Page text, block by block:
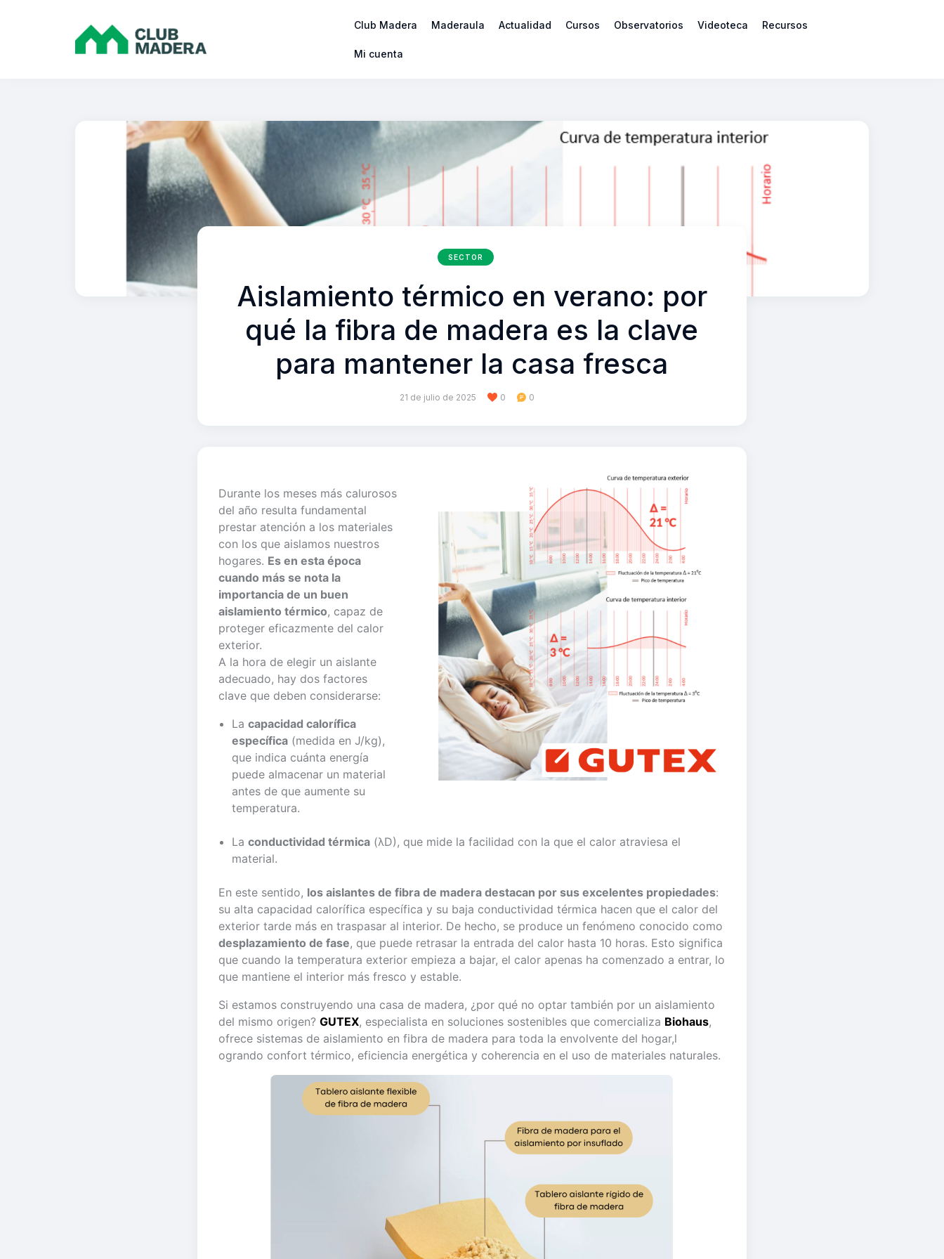
Club Madera Maderaula Actualidad Cursos Observatorios Videoteca Recursos
Mi cuenta
SECTOR
Aislamiento térmico en verano: por
qué la fibra de madera es la clave
para mantener la casa fresca
21 de julio de 2025 0 0
Durante los meses más calurosos
del año resulta fundamental
prestar atención a los materiales
con los que aislamos nuestros
hogares. Es en esta época
cuando más se nota la
importancia de un buen
aislamiento térmico, capaz de
proteger eficazmente del calor
exterior.
A la hora de elegir un aislante
adecuado, hay dos factores
clave que deben considerarse:
La capacidad calorífica
específica(medida en J/kg),
que indica cuánta energía
puede almacenar un material
antes de que aumente su
temperatura.
La conductividad térmica(λD), que mide la facilidad con la que el calor atraviesa el
material.
En este sentido, los aislantes de fibra de madera destacan por sus excelentes propiedades:
su alta capacidad calorífica específica y su baja conductividad térmica hacen que el calor del
exterior tarde más en traspasar al interior. De hecho, se produce un fenómeno conocido como
desplazamiento de fase, que puede retrasar la entrada del calor hasta 10 horas. Esto significa
que cuando la temperatura exterior empieza a bajar, el calor apenas ha comenzado a entrar, lo
que mantiene el interior más fresco y estable.
Si estamos construyendo una casa de madera, ¿por qué no optar también por un aislamiento
del mismo origen?GUTEX, especialista en soluciones sostenibles que comercializa Biohaus,
ofrece sistemas de aislamiento en fibra de madera para toda la envolvente del hogar,l
ogrando confort térmico, eficiencia energética y coherencia en el uso de materiales naturales.